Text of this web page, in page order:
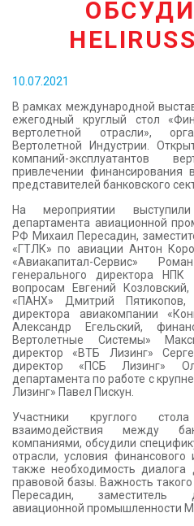
КОНТАКТЫ
10.07.2021
В рамках международной
ежегодный круглый стол
вертолетной отрасли»,
Вертолетной Индустрии.
компаний-эксплуатантов
привлечении финансирования
представителей банковского
На мероприятии
департамента авиационной
РФ Михаил Пересадин,
«ГТЛК» по авиации Антон
«Авиакапитал-Сервис»
генерального директора
вопросам Евгений
«ПАНХ» Дмитрий Пятикопов,
директора авиакомпании
Александр Егельский,
Вертолетные Системы»
директор «ВТБ Лизинг»
директор «ПСБ Лизинг»
департамента по работе с
Лизинг» Павел Пискун.
Участники круглого
взаимодействия между
компаниями, обсудили
отрасли, условия финансового
также необходимость диалога
правовой базы. Важность
Пересадин, заместитель
авиационной промышленности